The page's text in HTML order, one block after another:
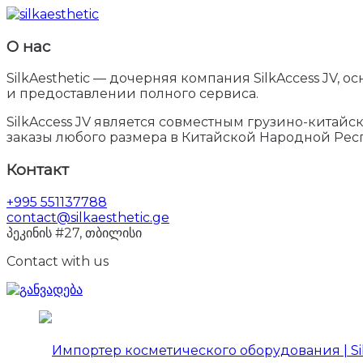
О нас
SilkAesthetic — дочерняя компания SilkAccess JV,
и предоставлении полного сервиса.
SilkAccess JV является совместным грузино-
заказы любого размера в Китайской Народной
Контакт
+995 551137788
contact@silkaesthetic.ge
პეკინის #27, თბილისი
Contact with us